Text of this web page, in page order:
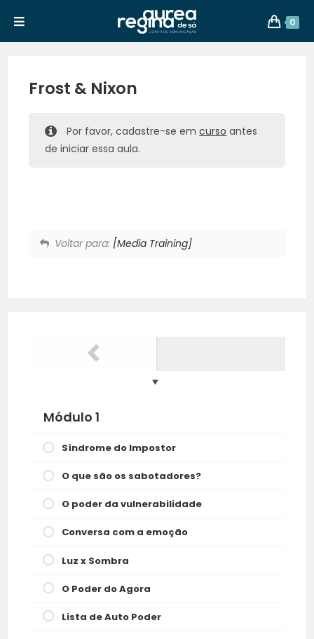
0
Frost & Nixon
Por favor, cadastre-se emcurso antes
de iniciar essa aula.
Voltar para: [Media Training]
Módulo 1
Síndrome do Impostor
O que são os sabotadores?
O poder da vulnerabilidade
Conversa com a emoção
Luz x Sombra
O Poder do Agora
Lista de Auto Poder